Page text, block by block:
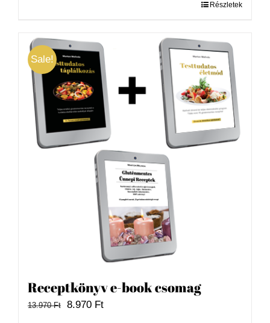
Részletek
Sale!
Receptkönyv e-book csomag
13.970Ft
Original
8.970 FtCurrent